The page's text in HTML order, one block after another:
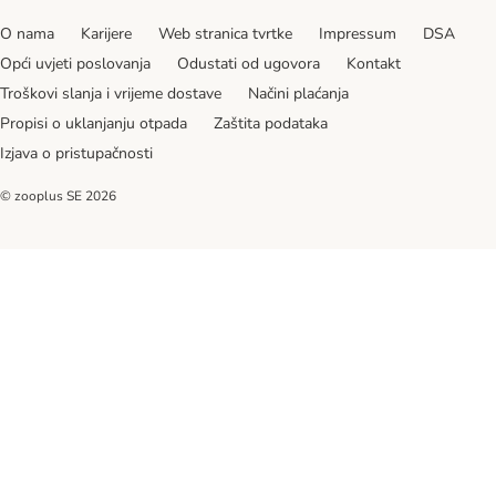
O nama Karijere Web stranica tvrtke Impressum
DSA
Opći uvjeti poslovanja
Odustati od ugovora
Kontakt
Troškovi slanja i vrijeme dostave
Načini plaćanja
Propisi o uklanjanju otpada
Zaštita podataka
Izjava o pristupačnosti
© zooplus SE 2026